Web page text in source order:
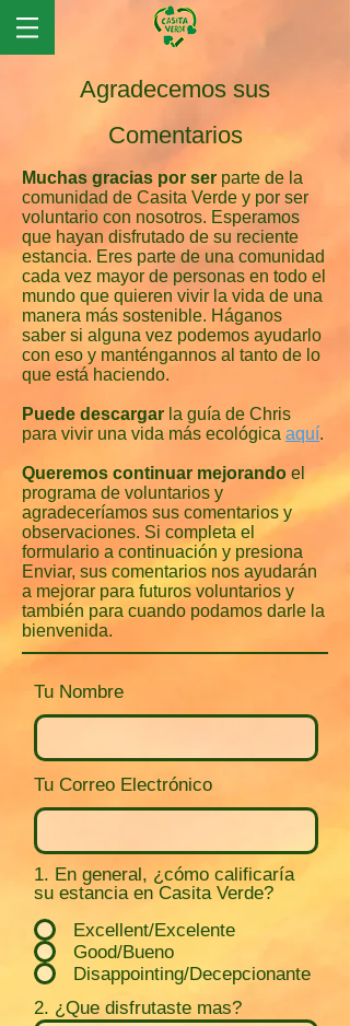
Agradecemos sus
Comentarios
Muchas gracias por ser parte de la
comunidad de Casita Verde y por ser
voluntario con nosotros. Esperamos
que hayan disfrutado de su reciente
estancia. Eres parte de una comunidad
cada vez mayor de personas en todo el
mundo que quieren vivir la vida de una
manera más sostenible. Háganos
saber si alguna vez podemos ayudarlo
con eso y manténgannos al tanto de lo
que está haciendo.
Puede descargar la guía de Chris
para vivir una vida más ecológica aquí.
Queremos continuar mejorando el
programa de voluntarios y
agradeceríamos sus comentarios y
observaciones. Si completa el
formulario a continuación y presiona
Enviar, sus comentarios nos ayudarán
a mejorar para futuros voluntarios y
también para cuando podamos darle la
bienvenida.
Tu Nombre
Tu Correo Electrónico
1. En general, ¿cómo calificaría
su estancia en Casita Verde?
Excellent/Excelente
Good/Bueno
Disappointing/Decepcionante
2. ¿Que disfrutaste mas?